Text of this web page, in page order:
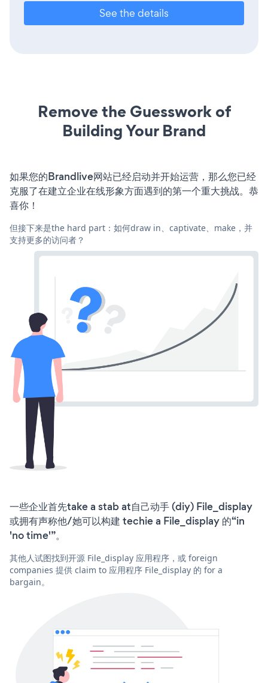
See the details
Remove the Guesswork of
Building Your Brand
如果您的Brandlive网站已经启动并开始运营，那么您已经
克服了在建立企业在线形象方面遇到的第一个重大挑战。恭
喜你！
但接下来是the hard part：如何draw in、captivate、make，并
支持更多的访问者？
一些企业首先take a stab at自己动手 (diy) File_display
或拥有声称他/她可以构建 techie a File_display 的“in
'no time'”。
其他人试图找到开源 File_display 应用程序，或 foreign
companies 提供 claim to 应用程序 File_display 的 for a
bargain。